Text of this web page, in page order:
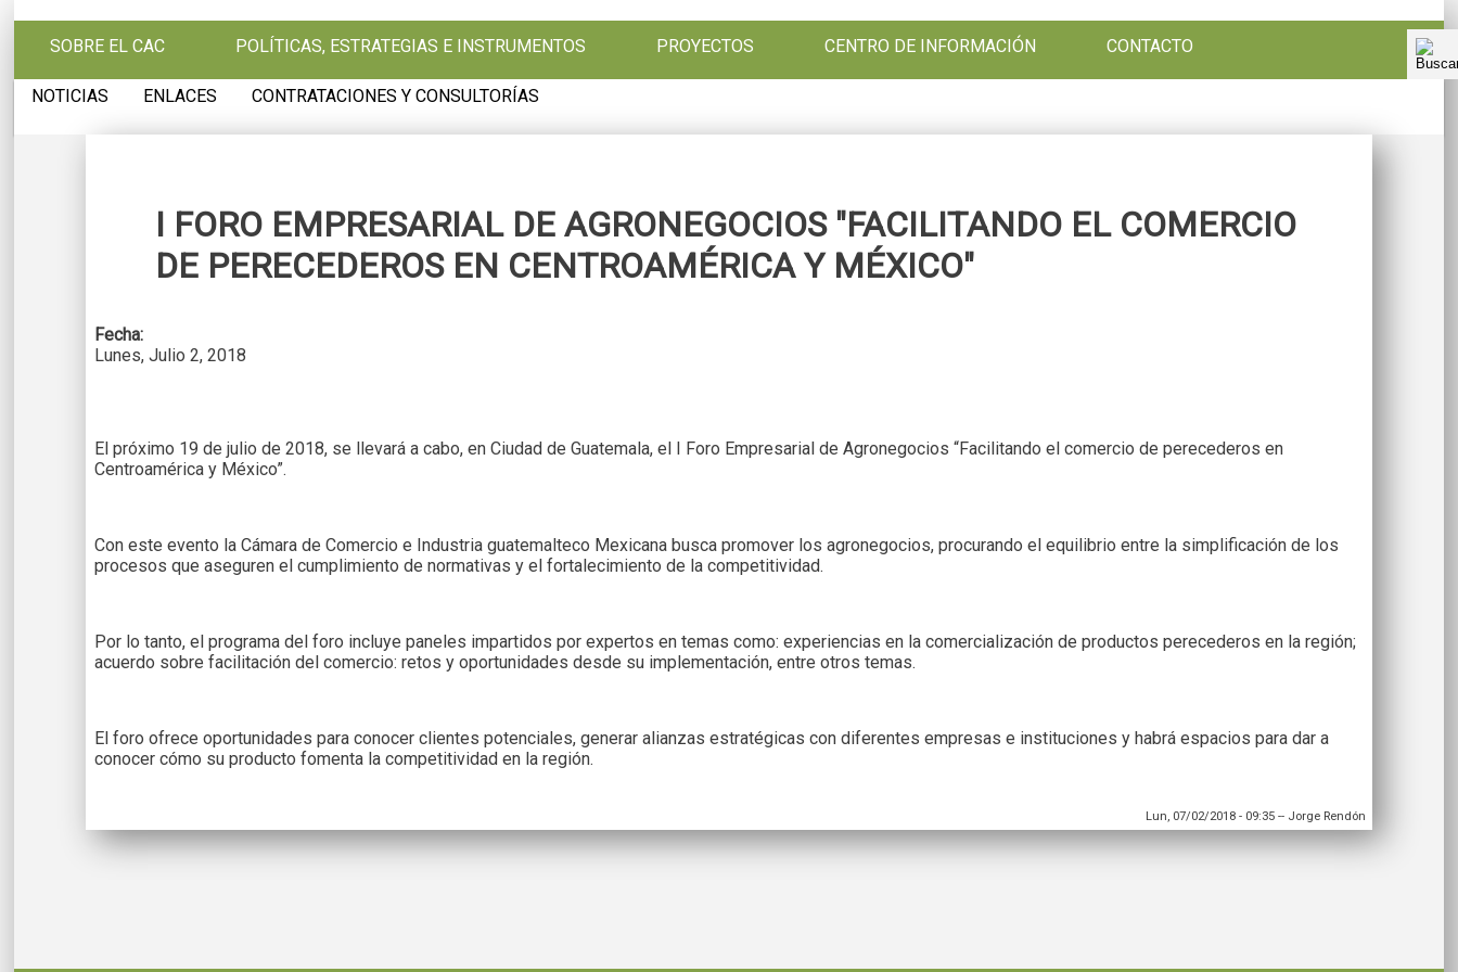
SOBRE EL CAC
POLÍTICAS, ESTRATEGIAS E INSTRUMENTOS PROYECTOS CENTRO DE INFORMACIÓN CONTACTO
NOTICIAS ENLACES CONTRATACIONES Y CONSULTORÍAS
I FORO EMPRESARIAL DE AGRONEGOCIOS "FACILITANDO EL COMERCIO
DE PERECEDEROS EN CENTROAMÉRICA Y MÉXICO"
Fecha:
Lunes, Julio 2, 2018
El próximo 19 de julio de 2018, se llevará a cabo, en Ciudad de Guatemala, el I Foro Empresarial de Agronegocios “Facilitando el comercio de perecederos en
Centroamérica y México”.
Con este evento la Cámara de Comercio e Industria guatemalteco Mexicana busca promover los agronegocios, procurando el equilibrio entre la simplificación de los
procesos que aseguren el cumplimiento de normativas y el fortalecimiento de la competitividad.
Por lo tanto, el programa del foro incluye paneles impartidos por expertos en temas como: experiencias en la comercialización de productos perecederos en la región;
acuerdo sobre facilitación del comercio: retos y oportunidades desde su implementación, entre otros temas.
El foro ofrece oportunidades para conocer clientes potenciales, generar alianzas estratégicas con diferentes empresas e instituciones y habrá espacios para dar a
conocer cómo su producto fomenta la competitividad en la región.
Lun, 07/02/2018 - 09:35 -- Jorge Rendón